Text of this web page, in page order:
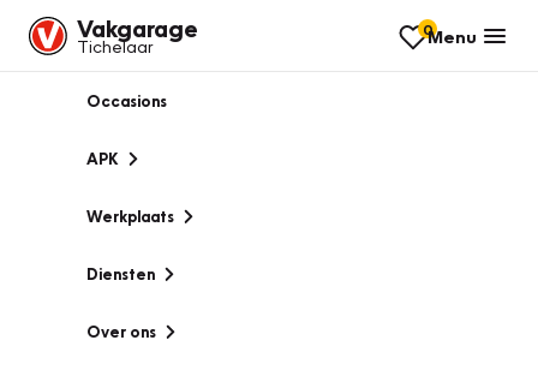
Vakgarage
Tichelaar
0Menu
Occasions
APK
Werkplaats
Diensten
Over ons